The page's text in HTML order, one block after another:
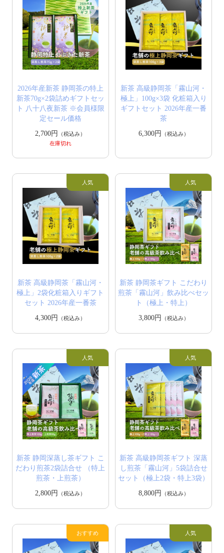
2026年産新茶 静岡茶の特上
新茶70g×2袋詰めギフトセッ
ト 八十八夜新茶 ※会員様限
定セール価格
2,700円
（税込み）
在庫切れ
新茶 高級静岡茶「霧山河・
極上」100g×3袋 化粧箱入り
ギフトセット 2026年産一番
茶
6,300円
（税込み）
新茶 高級静岡茶「霧山河・
極上」2袋化粧箱入りギフト
セット 2026年産一番茶
4,300円
（税込み）
新茶 静岡茶ギフト こだわり
煎茶「霧山河」飲み比べセッ
ト（極上・特上）
3,800円
（税込み）
新茶 静岡深蒸し茶ギフト こ
だわり煎茶2袋詰合せ （特上
煎茶・上煎茶）
2,800円
（税込み）
新茶 高級静岡茶ギフト 深蒸
し煎茶「霧山河」5袋詰合せ
セット（極上2袋・特上3袋）
8,800円
（税込み）